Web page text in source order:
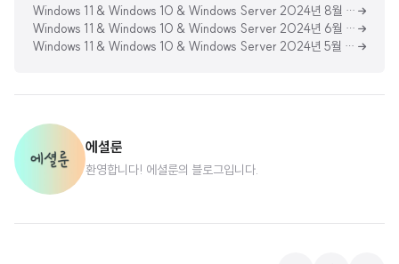
Windows 11 & Windows 10 & Windows Server 2024년 8월 MSDN 업데이트 통합 ISO (Updated Aug 2024) [한글판]
Windows 11 & Windows 10 & Windows Server 2024년 6월 MSDN 업데이트 통합 ISO (Updated June 2024) [한글판]
Windows 11 & Windows 10 & Windows Server 2024년 5월 MSDN 업데이트 통합 ISO (Updated May 2024) [한글판]
에셜룬
환영합니다! 에셜룬의 블로그입니다.